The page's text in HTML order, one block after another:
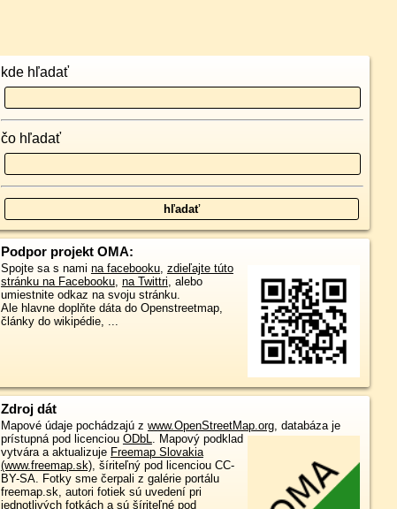
kde hľadať
čo hľadať
Podpor projekt OMA:
Spojte sa s nami na facebooku, zdieľajte túto
stránku na Facebooku, na Twittri, alebo
umiestnite odkaz na svoju stránku.
Ale hlavne doplňte dáta do Openstreetmap,
články do wikipédie, ...
Zdroj dát
Mapové údaje pochádzajú z www.OpenStreetMap.org, databáza je
prístupná pod licenciou ODbL. Mapový podklad
vytvára a aktualizuje Freemap Slovakia
(www.freemap.sk), šíriteľný pod licenciou CC-
BY-SA. Fotky sme čerpali z galérie portálu
freemap.sk, autori fotiek sú uvedení pri
jednotlivých fotkách a sú šíriteľné pod